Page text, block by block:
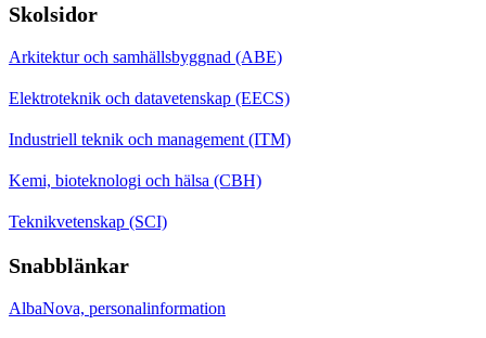
Skolsidor
Arkitektur och samhällsbyggnad (ABE)
Elektroteknik och datavetenskap (EECS)
Industriell teknik och management (ITM)
Kemi, bioteknologi och hälsa (CBH)
Teknikvetenskap (SCI)
Snabblänkar
AlbaNova, personalinformation